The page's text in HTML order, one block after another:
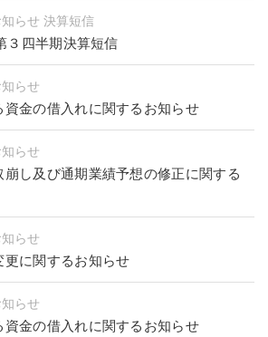
らせ 決算短信
四半期決算短信
らせ
金の借入れに関するお知らせ
らせ
し及び通期業績予想の修正に関する
らせ
に関するお知らせ
らせ
金の借入れに関するお知らせ